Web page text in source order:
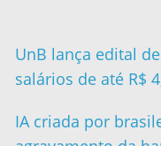
UnB lança edital
salários de até R$
IA criada por